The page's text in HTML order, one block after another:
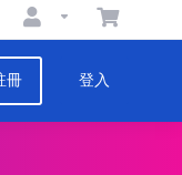
冊 登入